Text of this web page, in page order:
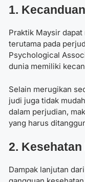
1. Kecanduan
Praktik Maysir
terutama pada
Psychological
dunia memiliki
Selain merugikan
judi juga tidak
dalam perjudian,
yang harus
2.
Dampak lanjutan